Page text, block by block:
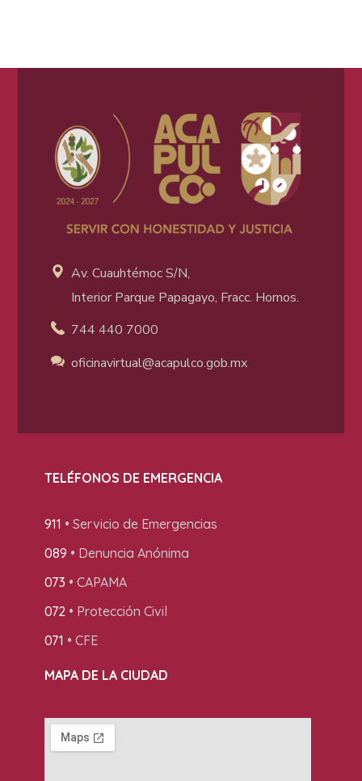
Av. Cuauhtémoc S/N,
Interior Parque Papagayo, Fracc. Hornos.
744 440 7000
oficinavirtual@acapulco.gob.mx
TELÉFONOS DE EMERGENCIA
911 • Servicio de Emergencias
089 • Denuncia Anónima
073 • CAPAMA
072 • Protección Civil
071 • CFE
MAPA DE LA CIUDAD